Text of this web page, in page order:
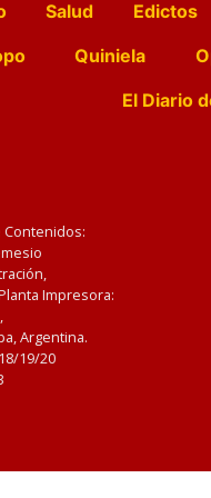
Salud Edictos
Quiniela
El Diario
Impresora:
Argentina.
19/20